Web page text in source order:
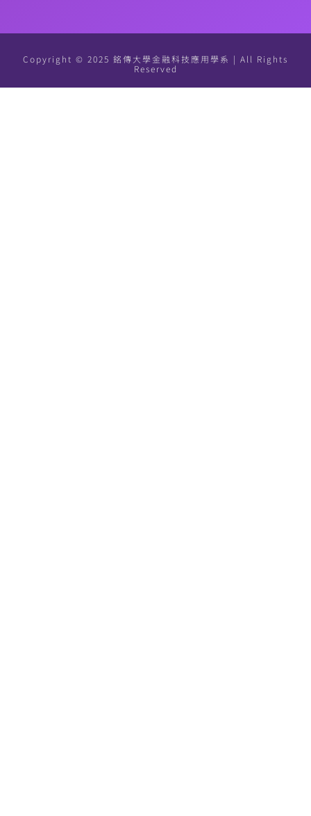
Copyright © 2025 銘傳大學金融科技應用學系 | All Rights
Reserved